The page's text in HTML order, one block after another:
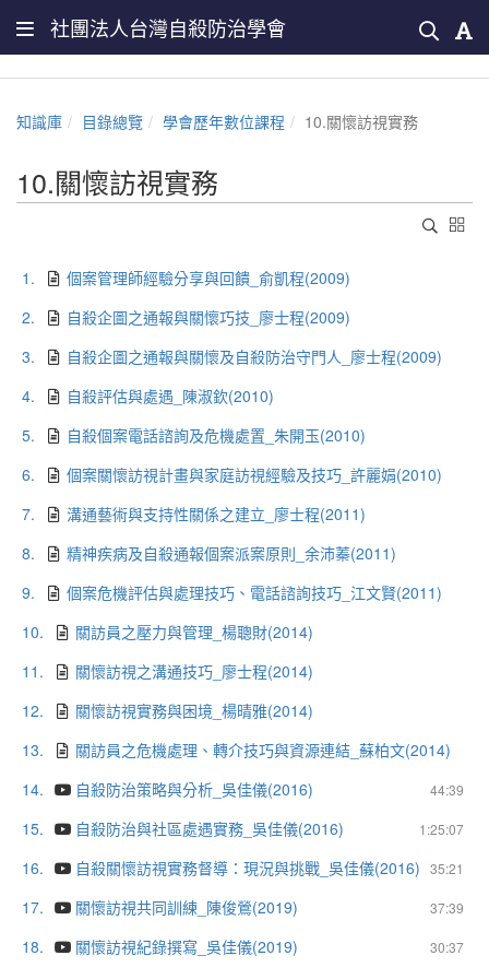
社團法人台灣自殺防治學會
知識庫 目錄總覽 學會歷年數位課程 10.關懷訪視實務
10.關懷訪視實務
1.
個案管理師經驗分享與回饋_俞凱程(2009)
2.
自殺企圖之通報與關懷巧技_廖士程(2009)
3.
自殺企圖之通報與關懷及自殺防治守門人_廖士程(2009)
4.
自殺評估與處遇_陳淑欽(2010)
5.
自殺個案電話諮詢及危機處置_朱開玉(2010)
6.
個案關懷訪視計畫與家庭訪視經驗及技巧_許麗娟(2010)
7.
溝通藝術與支持性關係之建立_廖士程(2011)
8.
精神疾病及自殺通報個案派案原則_余沛蓁(2011)
9.
個案危機評估與處理技巧、電話諮詢技巧_江文賢(2011)
10.
關訪員之壓力與管理_楊聰財(2014)
11.
關懷訪視之溝通技巧_廖士程(2014)
12.
關懷訪視實務與困境_楊晴雅(2014)
13.
關訪員之危機處理、轉介技巧與資源連結_蘇柏文(2014)
14.
44:39
自殺防治策略與分析_吳佳儀(2016)
15.
1:25:07
自殺防治與社區處遇實務_吳佳儀(2016)
16.
35:21
自殺關懷訪視實務督導：現況與挑戰_吳佳儀(2016)
17.
37:39
關懷訪視共同訓練_陳俊鶯(2019)
18.
30:37
關懷訪視紀錄撰寫_吳佳儀(2019)